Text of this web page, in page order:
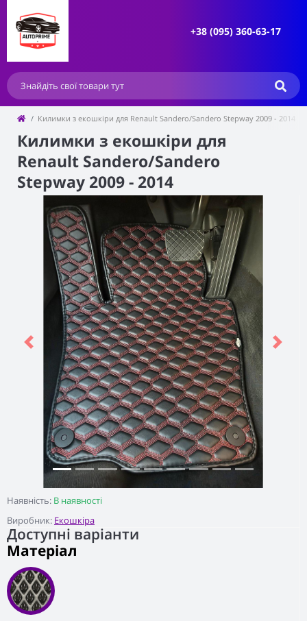
+38 (095) 360-63-17
Килимки з екошкіри для Renault Sandero/Sandero Stepway 2009 - 2014
Килимки з екошкіри для
Renault Sandero/Sandero
Stepway 2009 - 2014
Наявність: В наявності
Виробник: Екошкіра
Previous Next
Доступні варіанти
Матеріал